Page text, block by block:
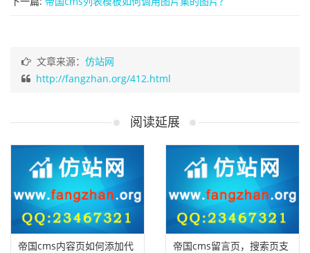
文章来源： 仿站网
http://fangzhan.org/412.html
阅读延展
帝国cms内容页如何添加代
帝国cms留言页，搜索页支